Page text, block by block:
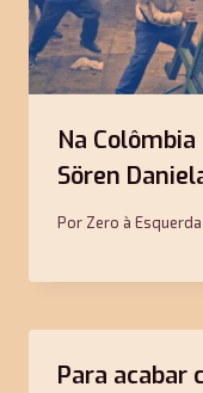
Na
Sören
Por Zero à Esquerda
Para acabar